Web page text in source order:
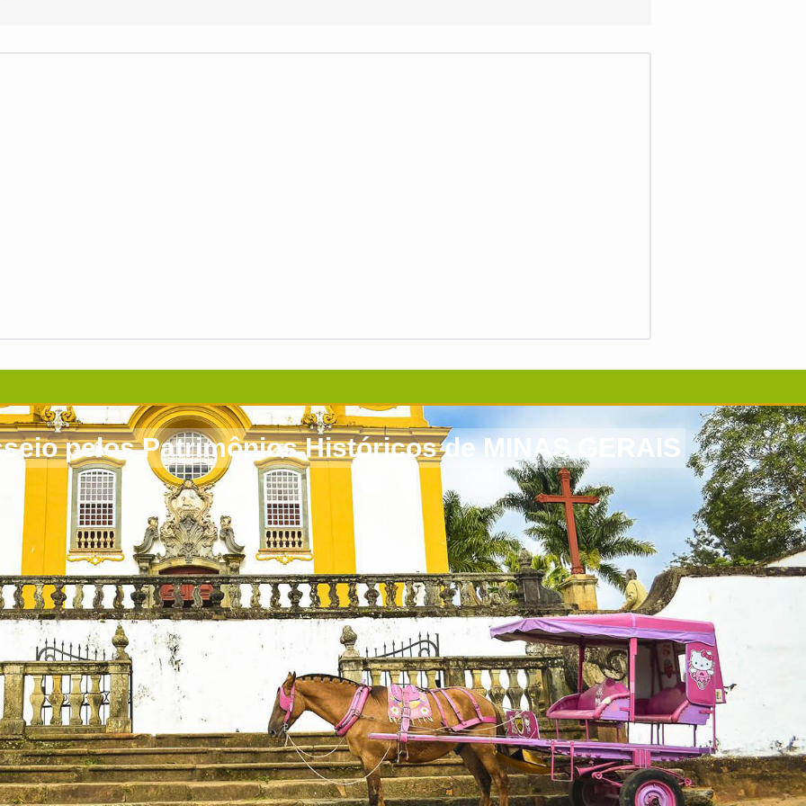
pelos Patrimônios Históricos de MINAS GERAIS